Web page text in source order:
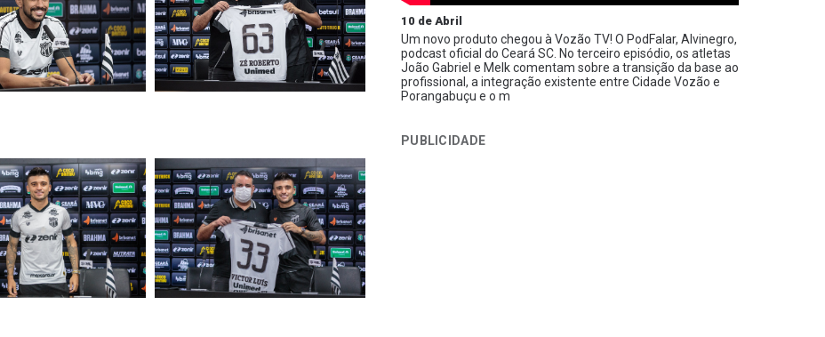
10 de Abril
Um novo produto chegou à Vozão TV! O PodFalar, Alvinegro,
podcast oficial do Ceará SC. No terceiro episódio, os atletas
João Gabriel e Melk comentam sobre a transição da base ao
profissional, a integração existente entre Cidade Vozão e
Porangabuçu e o m
PUBLICIDADE